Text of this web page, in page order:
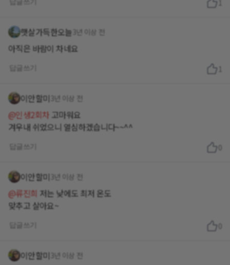
1
햇살가득한오늘 3년 이상 전
아직은 바람이 차네요
1
이안할미 3년 이상 전
@인생2회차 고마워요
겨우내 쉬었으니 열심하겠습니다~~^^
이안할미 3년 이상 전
@류진희 저는 낮에도 최저 온도
맞추고 살아요~
이안할미 3년 이상 전